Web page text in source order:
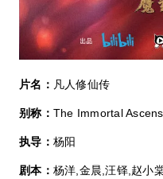
片名： 凡人修仙传
别称： The Immortal
执导： 杨阳
剧本： 杨洋,金晨,汪铎,赵小